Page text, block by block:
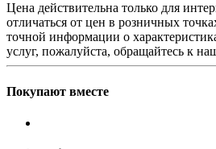
Цена действительна только для
отличаться от цен в розничных
точной информации о
услуг, пожалуйста, обращайтесь к
Покупают вместе